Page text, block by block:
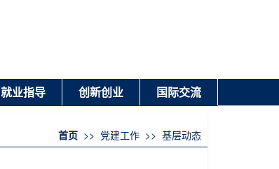
就业指导 创新创业
国际交流
首页 >> 党建工作 >> 基层动态